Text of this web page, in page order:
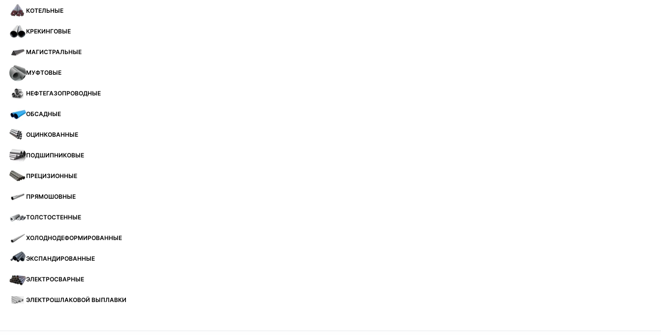
КОТЕЛЬНЫЕ
КРЕКИНГОВЫЕ
МАГИСТРАЛЬНЫЕ
МУФТОВЫЕ
НЕФТЕГАЗОПРОВОДНЫЕ
ОБСАДНЫЕ
ОЦИНКОВАННЫЕ
ПОДШИПНИКОВЫЕ
ПРЕЦИЗИОННЫЕ
ПРЯМОШОВНЫЕ
ТОЛСТОСТЕННЫЕ
ХОЛОДНОДЕФОРМИРОВАННЫЕ
ЭКСПАНДИРОВАННЫЕ
ЭЛЕКТРОСВАРНЫЕ
ЭЛЕКТРОШЛАКОВОЙ ВЫПЛАВКИ